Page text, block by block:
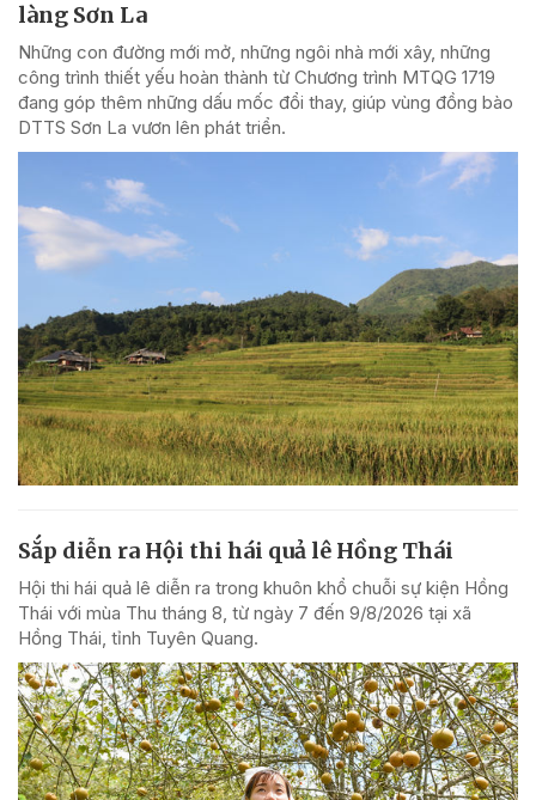
làng Sơn La
Những con đường mới mở, những ngôi nhà mới xây, những
công trình thiết yếu hoàn thành từ Chương trình MTQG 1719
đang góp thêm những dấu mốc đổi thay, giúp vùng đồng bào
DTTS Sơn La vươn lên phát triển.
Sắp diễn ra Hội thi hái quả lê Hồng Thái
Hội thi hái quả lê diễn ra trong khuôn khổ chuỗi sự kiện Hồng
Thái với mùa Thu tháng 8, từ ngày 7 đến 9/8/2026 tại xã
Hồng Thái, tỉnh Tuyên Quang.